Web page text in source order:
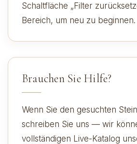
Schaltfläche „Filter
Bereich, um neu zu beginnen.
Brauchen Sie Hilfe?
Wenn Sie den gesuchten
schreiben Sie uns — wir
vollständigen Live-Katalog